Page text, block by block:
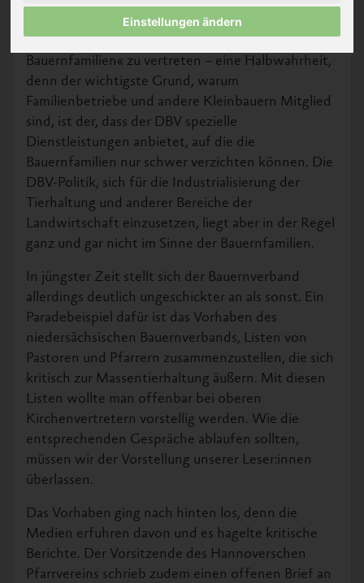
Einstellungen ändern
Positionen grün zu waschen. Seine Vertreter
sprachen und sprechen beispielsweise davon, »die
Bauernfamilien« zu vertreten – eine Halbwahrheit,
denn der wichtigste Grund, warum
Familienbetriebe und andere Kleinbauern Mitglied
sind, ist der, dass der DBV spezielle
Dienstleistungen anbietet, auf die die
Bauernfamilien nur schwer verzichten können. Die
DBV-Politik, sich für die Industrialisierung der
Tierhaltung und anderer Bereiche der
Landwirtschaft einzusetzen, liegt aber in der Regel
ganz und gar nicht im Sinne der Bauernfamilien.
In jüngster Zeit stellt sich der Bauernverband
allerdings deutlich ungeschickter an als sonst. Ein
Paradebeispiel dafür ist das Vorhaben des
niedersächsischen Bauernverbands, Listen von
Pastoren und Pfarrern zusammenzustellen, die sich
kritisch zur Massentierhaltung äußern. Mit diesen
Listen wollte man offenbar bei oberen
Kirchenvertretern vorstellig werden. Wie die
entsprechenden Gespräche ablaufen sollten,
müssen wir der Vorstellung unserer Leser:innen
überlassen.
Das Vorhaben ging nach hinten los, denn die
Medien erfuhren davon und es hagelte kritische
Berichte. Der Vorsitzende des Hannoverschen
Pfarrvereins schrieb zudem einen offenen Brief an